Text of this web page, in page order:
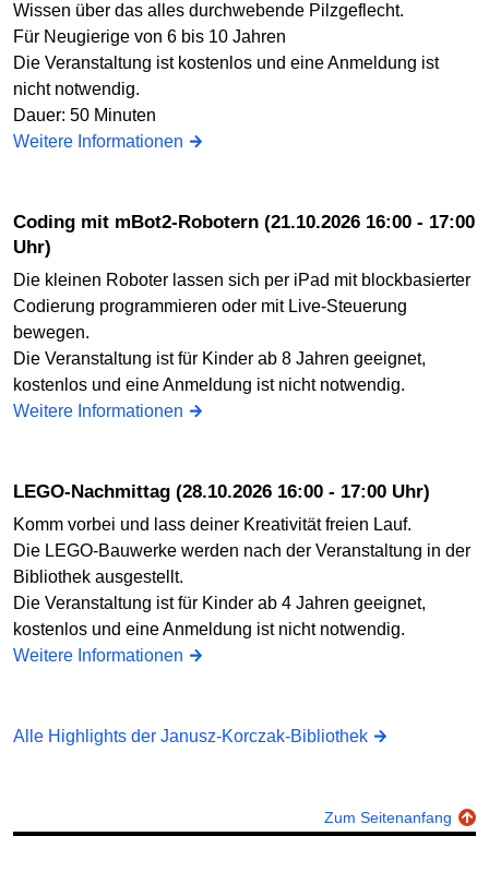
Wissen über das alles durchwebende Pilzgeflecht.
Für Neugierige von 6 bis 10 Jahren
Die Veranstaltung ist kostenlos und eine Anmeldung ist
nicht notwendig.
Dauer: 50 Minuten
Weitere Informationen
Coding mit mBot2-Robotern (21.10.2026 16:00 - 17:00
Uhr)
Die kleinen Roboter lassen sich per iPad mit blockbasierter
Codierung programmieren oder mit Live-Steuerung
bewegen.
Die Veranstaltung ist für Kinder ab 8 Jahren geeignet,
kostenlos und eine Anmeldung ist nicht notwendig.
Weitere Informationen
LEGO-Nachmittag (28.10.2026 16:00 - 17:00 Uhr)
Komm vorbei und lass deiner Kreativität freien Lauf.
Die LEGO-Bauwerke werden nach der Veranstaltung in der
Bibliothek ausgestellt.
Die Veranstaltung ist für Kinder ab 4 Jahren geeignet,
kostenlos und eine Anmeldung ist nicht notwendig.
Weitere Informationen
Alle Highlights der Janusz-Korczak-Bibliothek
Zum Seitenanfang